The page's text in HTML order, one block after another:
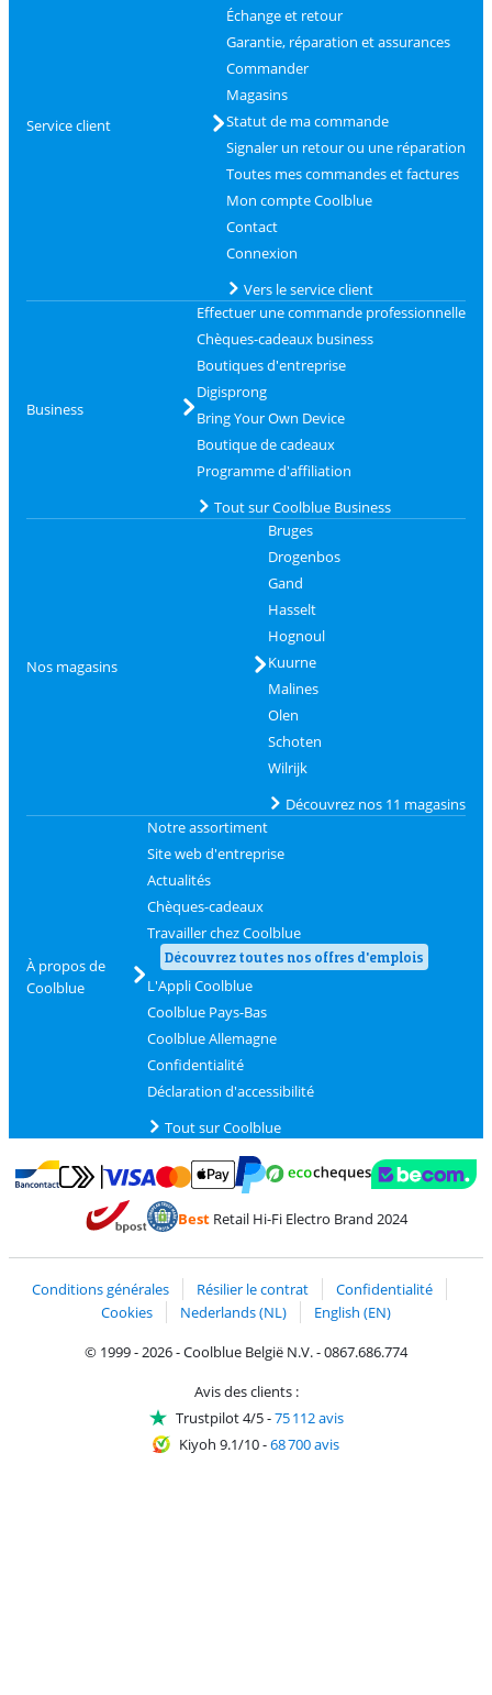
Service client
Échange et retour
Garantie, réparation et assurances
Commander
Magasins
Statut de ma commande
Signaler un retour ou une réparation
Toutes mes commandes et factures
Mon compte Coolblue
Contact
Connexion
Vers le service client
Business
Effectuer une commande professionnelle
Chèques-cadeaux business
Boutiques d'entreprise
Digisprong
Bring Your Own Device
Boutique de cadeaux
Programme d'affiliation
Tout sur Coolblue Business
Nos magasins
Bruges
Drogenbos
Gand
Hasselt
Hognoul
Kuurne
Malines
Olen
Schoten
Wilrijk
Découvrez nos 11 magasins
À propos de
Coolblue
Notre assortiment
Site web d'entreprise
Actualités
Chèques-cadeaux
Travailler chez Coolblue
Découvrez toutes nos offres d'emplois
L'Appli Coolblue
Coolblue Pays-Bas
Coolblue Allemagne
Confidentialité
Déclaration d'accessibilité
Tout sur Coolblue
Payer avec Bancontact
Payer avec MasterCard et Visa via ClickToPay
Payer avec PayPal
BestRetail Hi-Fi Electro Brand 2024
Conditions générales Résilier le contrat
Confidentialité
Cookies
Nederlands (NL)
English (EN)
© 1999 - 2026 - Coolblue België N.V. - 0867.686.774
Avis des clients :
Trustpilot 4/5-75 112 avis
Kiyoh 9.1/10-68 700 avis